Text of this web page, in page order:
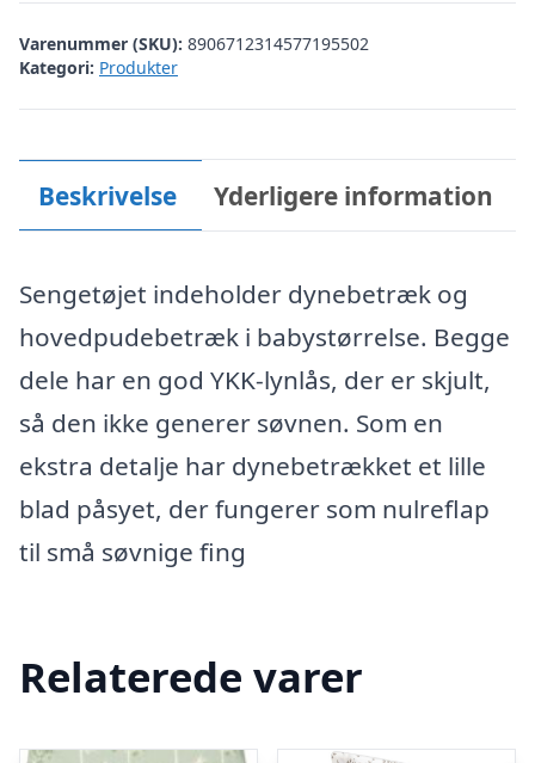
Varenummer (SKU): 8906712314577195502
Kategori: Produkter
Beskrivelse Yderligere information
Sengetøjet indeholder dynebetræk og
hovedpudebetræk i babystørrelse. Begge
dele har en god YKK-lynlås, der er skjult,
så den ikke generer søvnen. Som en
ekstra detalje har dynebetrækket et lille
blad påsyet, der fungerer som nulreflap
til små søvnige fing
Relaterede varer